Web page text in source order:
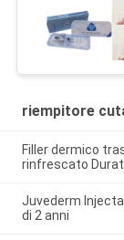
riempitore
Filler dermico
rinfrescato
Juvederm
di 2 anni